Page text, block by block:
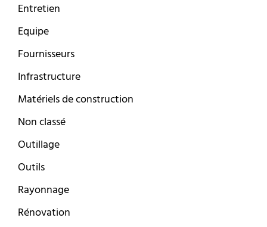
Entretien
Equipe
Fournisseurs
Infrastructure
Matériels de construction
Non classé
Outillage
Outils
Rayonnage
Rénovation